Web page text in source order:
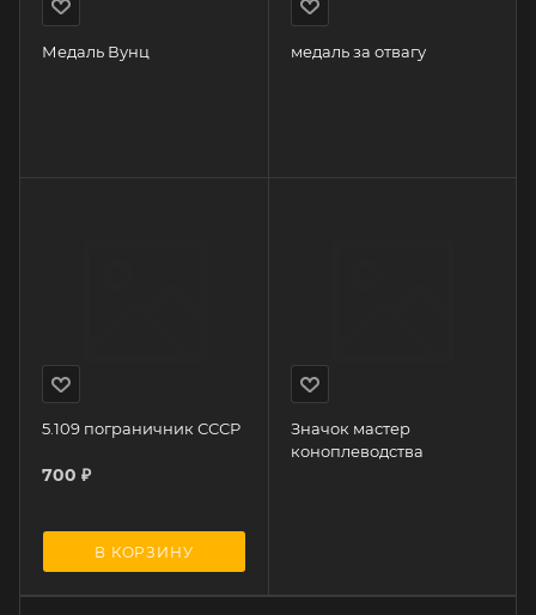
Медаль Вунц медаль за отвагу
5.109 пограничник СССР
700 ₽
В КОРЗИНУ
Значок мастер
коноплеводства